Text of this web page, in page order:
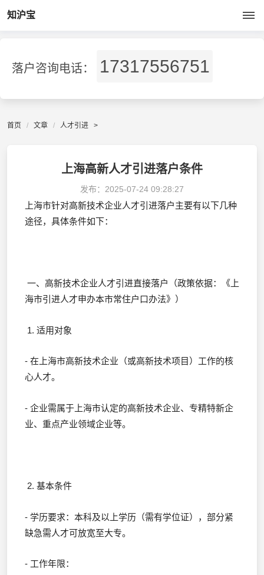
知沪宝
落户咨询电话： 17317556751
首页 文章 人才引进 >
上海高新人才引进落户条件
发布： 2025-07-24 09:28:27
上海市针对高新技术企业人才引进落户主要有以下几种
途径，具体条件如下：
一、高新技术企业人才引进直接落户（政策依据：《上
海市引进人才申办本市常住户口办法》）
1. 适用对象
- 在上海市高新技术企业（或高新技术项目）工作的核
心人才。
- 企业需属于上海市认定的高新技术企业、专精特新企
业、重点产业领域企业等。
2. 基本条件
- 学历要求：本科及以上学历（需有学位证），部分紧
缺急需人才可放宽至大专。
- 工作年限：